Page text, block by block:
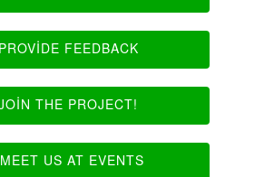
FEEDBACK
THE PROJECT!
US AT EVENTS